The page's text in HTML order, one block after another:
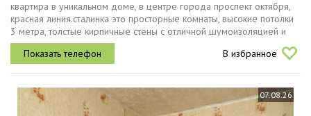
квартира в уникальном доме, в центре города проспект октября,
красная линия.сталинка это просторные комнаты, высокие потолки
3 метра, толстые кирпичные стены с отличной шумоизоляцией и
расположение в престижных, зеленых районах с развитой...
В избранное
07.08.26